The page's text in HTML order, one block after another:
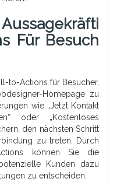
Für Besuch
to-Actions für Besucher,
Homepage zu
wie „Jetzt Kontakt
oder „Kostenloses
den nächsten Schritt
zu treten. Durch
können Sie die
Kunden dazu
zu entscheiden.